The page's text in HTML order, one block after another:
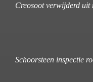
Creosoot verwijderd uit
Schoorsteen inspectie